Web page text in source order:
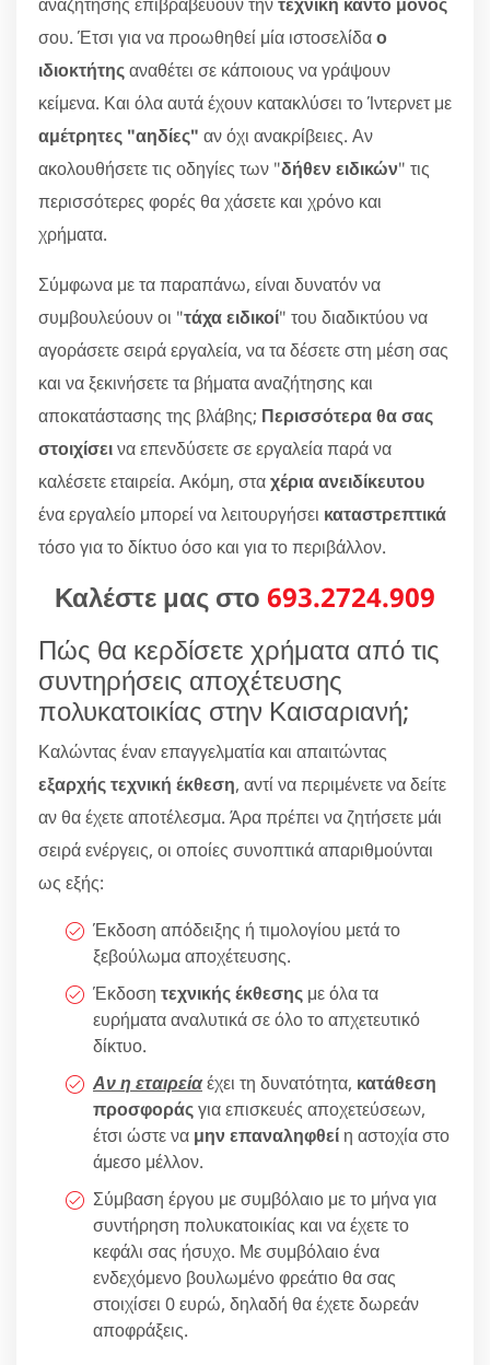
σου. Έτσι για να προωθηθεί μία ιστοσελίδαο
ιδιοκτήτηςαναθέτει σε κάποιους να γράψουν
κείμενα. Και όλα αυτά έχουν κατακλύσει το Ίντερνετ με
αμέτρητες "αηδίες" αν όχι ανακρίβειες. Αν
ακολουθήσετε τις οδηγίες των "δήθεν ειδικών" τις
περισσότερες φορές θα χάσετε και χρόνο και
χρήματα.
Σύμφωνα με τα παραπάνω, είναι δυνατόν να
συμβουλεύουν οι "τάχα ειδικοί" του διαδικτύου να
αγοράσετε σειρά εργαλεία, να τα δέσετε στη μέση σας
και να ξεκινήσετε τα βήματα αναζήτησης και
αποκατάστασης της βλάβης; Περισσότερα θα σας
στοιχίσεινα επενδύσετε σε εργαλεία παρά να
καλέσετε εταιρεία. Ακόμη, σταχέρια ανειδίκευτου
ένα εργαλείο μπορεί να λειτουργήσει καταστρεπτικά
τόσο για το δίκτυο όσο και για το περιβάλλον.
Καλέστε μας στο 693.2724.909
Πώς θα κερδίσετε χρήματα από τις
συντηρήσεις αποχέτευσης
πολυκατοικίας στην Καισαριανή;
Καλώντας έναν επαγγελματία και απαιτώντας
εξαρχής τεχνική έκθεση, αντί να περιμένετε να δείτε
αν θα έχετε αποτέλεσμα. Άρα πρέπει να ζητήσετε μάι
σειρά ενέργεις, οι οποίες συνοπτικά απαριθμούνται
ως εξής:
Έκδοση απόδειξης ή τιμολογίου μετά το
ξεβούλωμα αποχέτευσης.
Έκδοση τεχνικής έκθεσης με όλα τα
ευρήματα αναλυτικά σε όλο το απχετευτικό
δίκτυο.
Αν η εταιρείαέχει τη δυνατότητα, κατάθεση
προσφοράςγια επισκευές αποχετεύσεων,
έτσι ώστε να μην επαναληφθεί η αστοχία στο
άμεσο μέλλον.
Σύμβαση έργου με συμβόλαιο με το μήνα για
συντήρηση πολυκατοικίας και να έχετε το
κεφάλι σας ήσυχο. Με συμβόλαιο ένα
ενδεχόμενο βουλωμένο φρεάτιο θα σας
στοιχίσει 0 ευρώ, δηλαδή θα έχετε δωρεάν
αποφράξεις.